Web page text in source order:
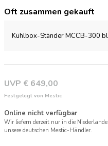
Oft zusammen gekauft
Kühlbox-Ständer MCCB-300
UVP € 649,00
Festgelegt von Mestic
Online nicht verfügbar
Wir liefern derzeit nur in die
unsere deutschen Mestic-Händler.